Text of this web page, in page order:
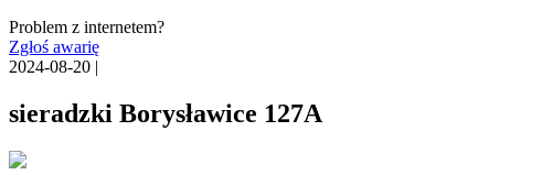
Problem z internetem?
Zgłoś awarię
2024-08-20 |
sieradzki Borysławice 127A